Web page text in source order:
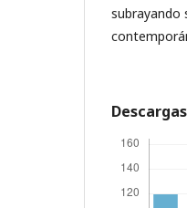
subrayando
Descargas